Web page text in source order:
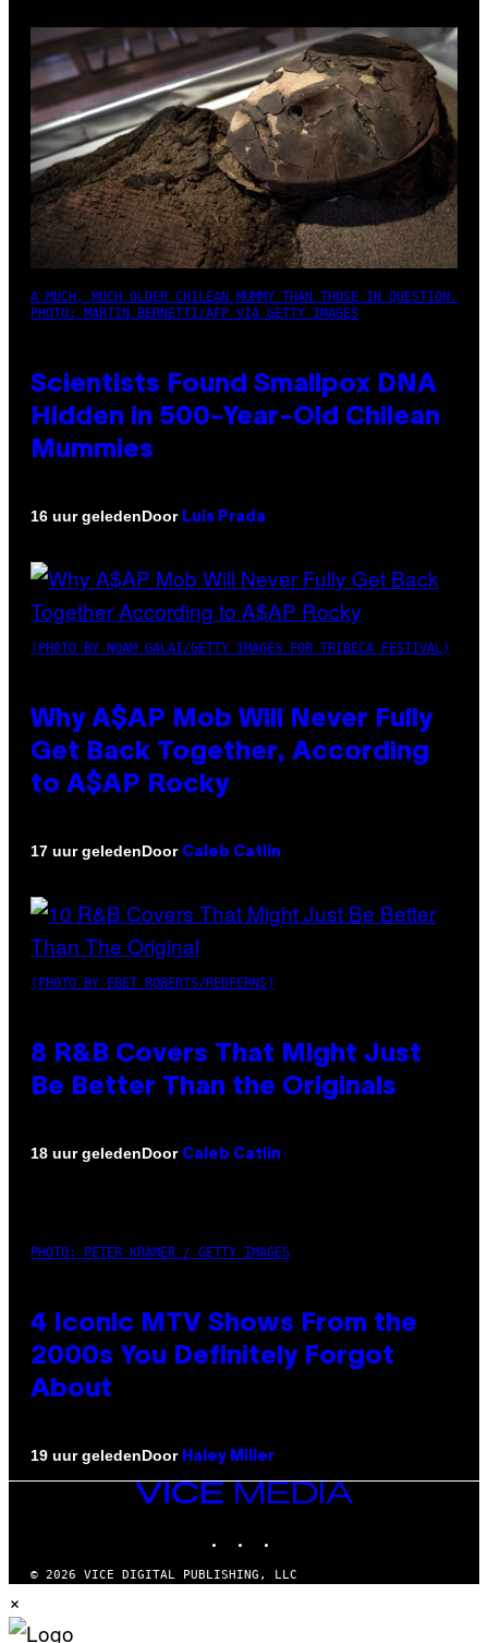
A MUCH, MUCH OLDER CHILEAN MUMMY THAN THOSE IN QUESTION.
PHOTO: MARTIN BERNETTI/AFP VIA GETTY IMAGES
Scientists Found Smallpox DNA
Hidden in 500-Year-Old Chilean
Mummies
16 uur geledenDoor Luis Prada
(PHOTO BY NOAM GALAI/GETTY IMAGES FOR TRIBECA FESTIVAL)
Why A$AP Mob Will Never Fully
Get Back Together, According
to A$AP Rocky
17 uur geledenDoor Caleb Catlin
(PHOTO BY EBET ROBERTS/REDFERNS)
8 R&B Covers That Might Just
Be Better Than the Originals
18 uur geledenDoor Caleb Catlin
PHOTO: PETER KRAMER / GETTY IMAGES
4 Iconic MTV Shows From the
2000s You Definitely Forgot
About
19 uur geledenDoor Haley Miller
VICE
MEDIA
© 2026 VICE DIGITAL PUBLISHING, LLC
×